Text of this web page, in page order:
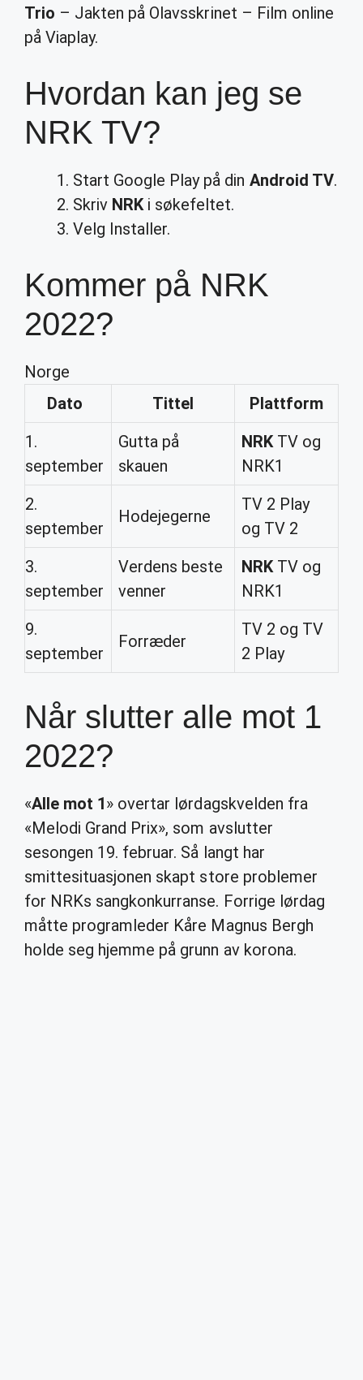
Trio – Jakten på Olavsskrinet – Film online
på Viaplay.
Hvordan kan jeg se
NRK TV?
Start Google Play på din Android TV.
Skriv NRKi søkefeltet.
Velg Installer.
Kommer på NRK
2022?
Norge
Dato
Tittel
Plattform
1.
september
Gutta på
skauen
NRKTV og
NRK1
2.
september
Hodejegerne
TV 2 Play
og TV 2
3.
september
Verdens beste
venner
NRKTV og
NRK1
9.
september
Forræder
TV 2 og TV
2 Play
Når slutter alle mot 1
2022?
«Alle mot 1» overtar lørdagskvelden fra
«Melodi Grand Prix», som avslutter
sesongen 19. februar. Så langt har
smittesituasjonen skapt store problemer
for NRKs sangkonkurranse. Forrige lørdag
måtte programleder Kåre Magnus Bergh
holde seg hjemme på grunn av korona.